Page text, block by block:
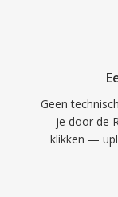
Geen
je door de
klikken —